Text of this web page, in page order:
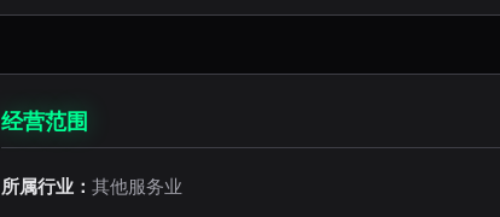
经营范围
所属行业： 其他服务业